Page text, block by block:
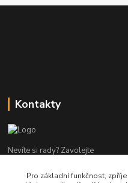
Kontakty
Nevíte si rady? Zavolejte
Pro základní funkčnost,